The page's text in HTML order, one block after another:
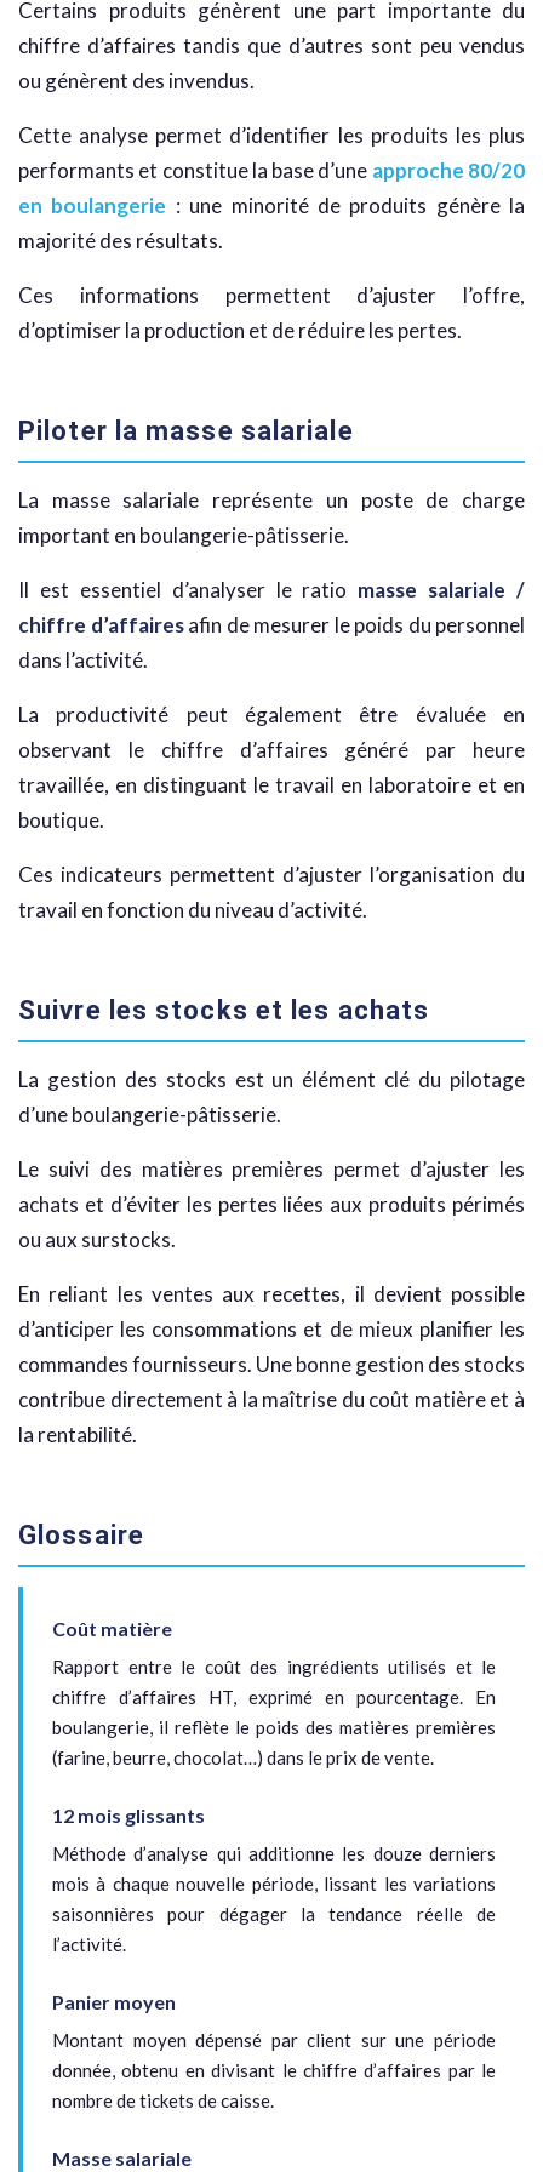
Certains produits génèrent une part importante du
chiffre d’affaires tandis que d’autres sont peu vendus
ou génèrent des invendus.
Cette analyse permet d’identifier les produits les plus
performants et constitue la base d’une approche 80/20
en boulangerie : une minorité de produits génère la
majorité des résultats.
Ces informations permettent d’ajuster l’offre,
d’optimiser la production et de réduire les pertes.
Piloter la masse salariale
La masse salariale représente un poste de charge
important en boulangerie-pâtisserie.
Il est essentiel d’analyser le ratio masse salariale /
chiffre d’affairesafin de mesurer le poids du personnel
dans l’activité.
La productivité peut également être évaluée en
observant le chiffre d’affaires généré par heure
travaillée, en distinguant le travail en laboratoire et en
boutique.
Ces indicateurs permettent d’ajuster l’organisation du
travail en fonction du niveau d’activité.
Suivre les stocks et les achats
La gestion des stocks est un élément clé du pilotage
d’une boulangerie-pâtisserie.
Le suivi des matières premières permet d’ajuster les
achats et d’éviter les pertes liées aux produits périmés
ou aux surstocks.
En reliant les ventes aux recettes, il devient possible
d’anticiper les consommations et de mieux planifier les
commandes fournisseurs. Une bonne gestion des stocks
contribue directement à la maîtrise du coût matière et à
la rentabilité.
Glossaire
Coût matière
Rapport entre le coût des ingrédients utilisés et le
chiffre d’affaires HT, exprimé en pourcentage. En
boulangerie, il reflète le poids des matières premières
(farine, beurre, chocolat…) dans le prix de vente.
12 mois glissants
Méthode d’analyse qui additionne les douze derniers
mois à chaque nouvelle période, lissant les variations
saisonnières pour dégager la tendance réelle de
l’activité.
Panier moyen
Montant moyen dépensé par client sur une période
donnée, obtenu en divisant le chiffre d’affaires par le
nombre de tickets de caisse.
Masse salariale